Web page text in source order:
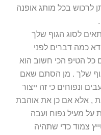
לרכוש בכל מותג אופנה
לסוג הגוף שלך
כמה דברים לפני
הטיפ הכי חשוב הוא
שלך . מן הסתם שאם
ונפוחים כי זה ייצור
, אלא אם כן את אוהבת
מעיל נפוח ועבה
צמוד כדי שתהיה